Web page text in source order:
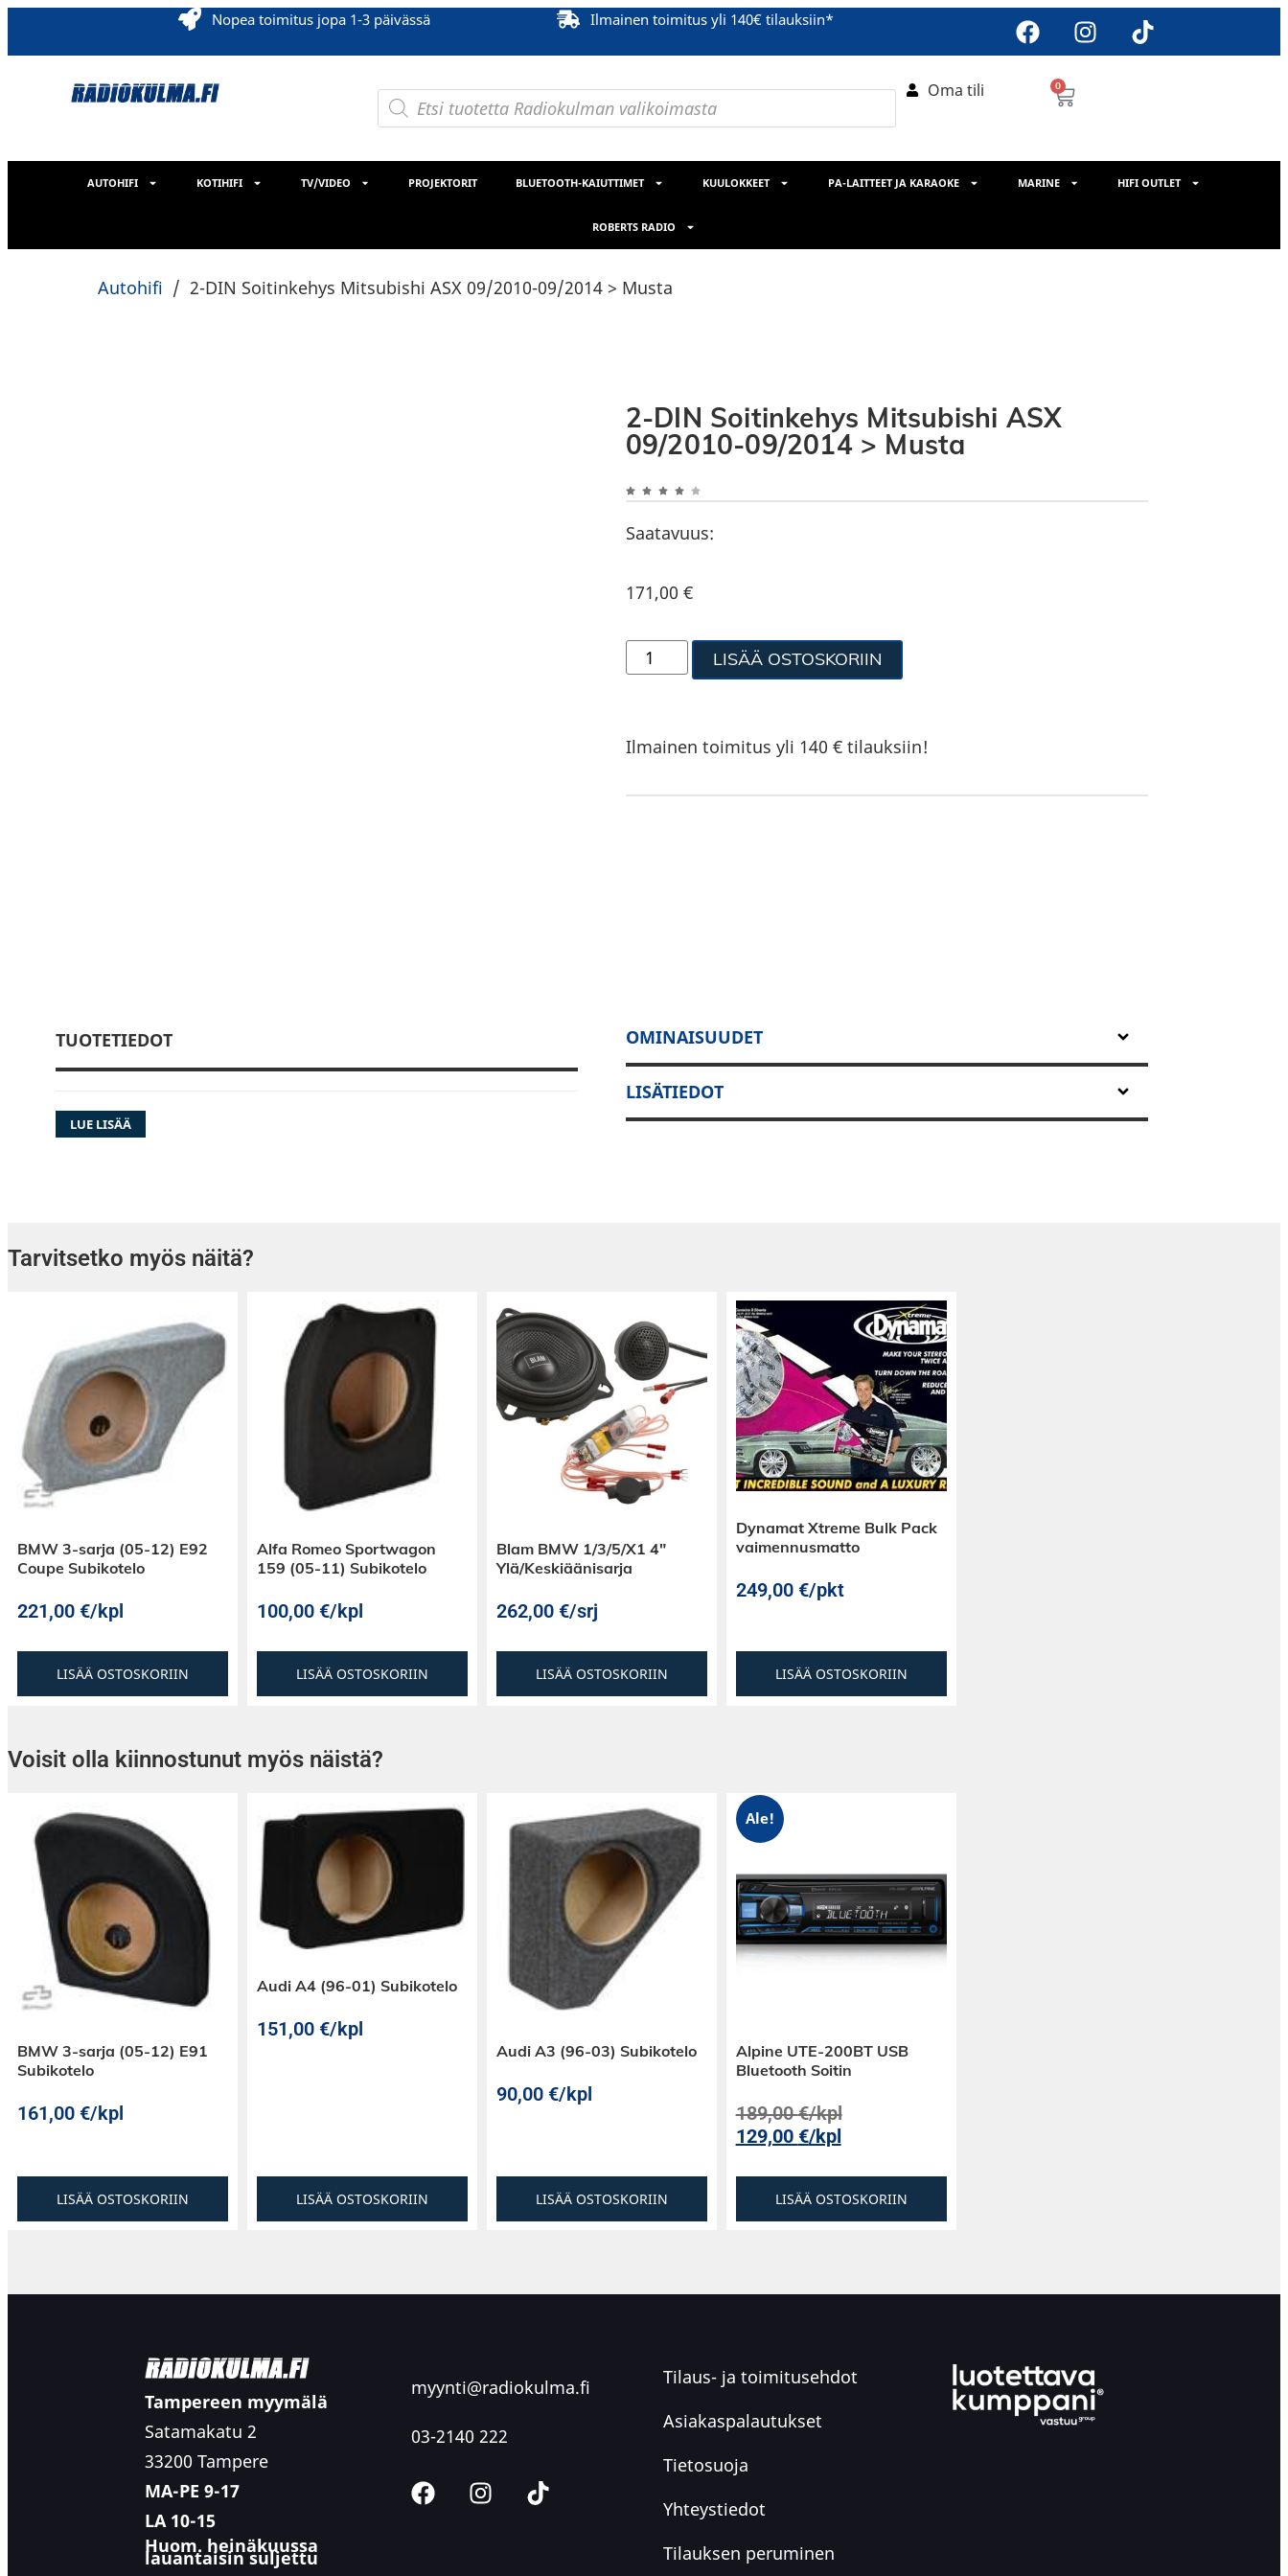
Nopea toimitus jopa 1-3 päivässä Ilmainen toimitus yli 140€ tilauksiin*
Oma tili 0
AUTOHIFI KOTIHIFI TV/VIDEO PROJEKTORIT BLUETOOTH-KAIUTTIMET KUULOKKEET PA-LAITTEET JA KARAOKE MARINE HIFI OUTLET
ROBERTS RADIO
Autohifi / 2-DIN Soitinkehys Mitsubishi ASX 09/2010-09/2014 > Musta
2-DIN Soitinkehys Mitsubishi ASX
09/2010-09/2014 > Musta
Saatavuus:
171,00 €
LISÄÄ OSTOSKORIIN
Ilmainen toimitus yli 140 € tilauksiin!
TUOTETIEDOT
LUE LISÄÄ
OMINAISUUDET
LISÄTIEDOT
Tarvitsetko myös näitä?
BMW 3-sarja (05-12) E92
Coupe Subikotelo
221,00 €/kpl
LISÄÄ OSTOSKORIIN
Alfa Romeo Sportwagon
159 (05-11) Subikotelo
100,00 €/kpl
LISÄÄ OSTOSKORIIN
Blam BMW 1/3/5/X1 4″
Ylä/Keskiäänisarja
262,00 €/srj
LISÄÄ OSTOSKORIIN
Dynamat Xtreme Bulk Pack
vaimennusmatto
249,00 €/pkt
LISÄÄ OSTOSKORIIN
Voisit olla kiinnostunut myös näistä?
BMW 3-sarja (05-12) E91
Subikotelo
161,00 €/kpl
LISÄÄ OSTOSKORIIN
Audi A4 (96-01) Subikotelo
151,00 €/kpl
LISÄÄ OSTOSKORIIN
Audi A3 (96-03) Subikotelo
90,00 €/kpl
LISÄÄ OSTOSKORIIN
Ale!
Alpine UTE-200BT USB
Bluetooth Soitin
189,00€/kpl
129,00 €/kpl
LISÄÄ OSTOSKORIIN
Tampereen myymälä
Satamakatu 2
33200 Tampere
MA-PE 9-17
LA 10-15
Huom. heinäkuussa
lauantaisin suljettu
myynti@radiokulma.fi
03-2140 222
Tilaus- ja toimitusehdot
Asiakaspalautukset
Tietosuoja
Yhteystiedot
Tilauksen peruminen